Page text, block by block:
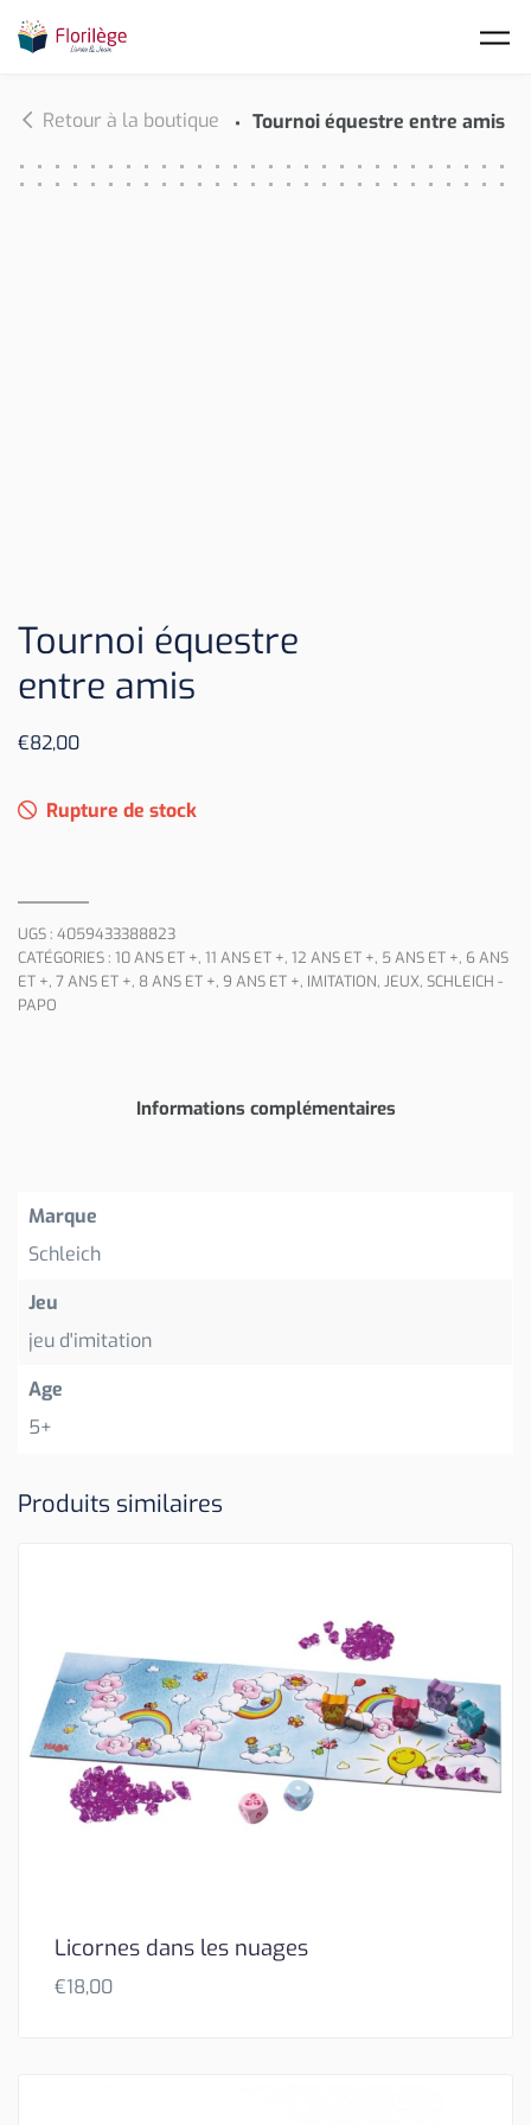
Retour à la boutique Tournoi équestre entre amis
Tournoi équestre
entre amis
€82,00
Rupture de stock
UGS : 4059433388823
CATÉGORIES : 10 ANS ET +, 11 ANS ET +, 12 ANS ET +, 5 ANS ET +, 6 ANS
ET +, 7 ANS ET +, 8 ANS ET +, 9 ANS ET +, IMITATION, JEUX, SCHLEICH -
PAPO
Informations complémentaires
Marque
Schleich
Jeu
jeu d'imitation
Age
5+
Produits similaires
Licornes dans les nuages
€18,00